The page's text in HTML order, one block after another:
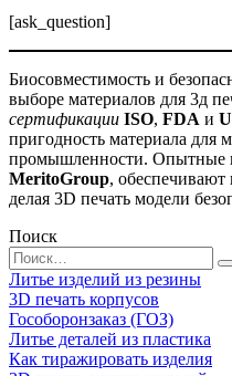
[ask_question]
Биосовместимость и
выборе материалов для 3д
сертификации ISO, FDA и
пригодность материала
промышленности. Опытные
MeritoGroup, обеспечивают
делая 3D печать модели
Поиск
Search
for:
Литье изделий из резины
3D печать корпусов
Гособоронзаказ (ГОЗ)
Литье деталей из пластика
Как тиражировать изделия